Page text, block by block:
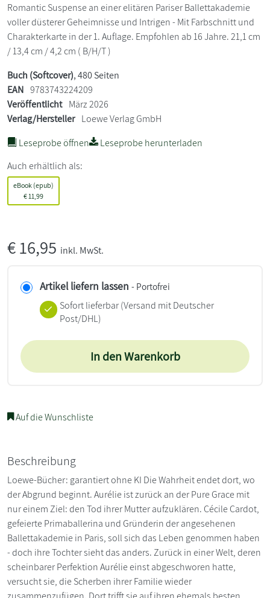
Romantic Suspense an einer elitären Pariser Ballettakademie
voller düsterer Geheimnisse und Intrigen - Mit Farbschnitt und
Charakterkarte in der 1. Auflage. Empfohlen ab 16 Jahre. 21,1 cm
/ 13,4 cm / 4,2 cm ( B/H/T )
Buch (Softcover), 480 Seiten
EAN 9783743224209
Veröffentlicht März 2026
Verlag/Hersteller Loewe Verlag GmbH
Leseprobe öffnen
Leseprobe herunterladen
Auch erhältlich als:
eBook (epub)
€ 11,99
€16,95 inkl. MwSt.
Artikel liefern lassen - Portofrei
Sofort lieferbar(Versand mit Deutscher
Post/DHL)
In den Warenkorb
Auf die Wunschliste
Beschreibung
Loewe-Bücher: garantiert ohne KI Die Wahrheit endet dort, wo
der Abgrund beginnt. Aurélie ist zurück an der Pure Grace mit
nur einem Ziel: den Tod ihrer Mutter aufzuklären. Cécile Cardot,
gefeierte Primaballerina und Gründerin der angesehenen
Ballettakademie in Paris, soll sich das Leben genommen haben
- doch ihre Tochter sieht das anders. Zurück in einer Welt, deren
scheinbarer Perfektion Aurélie einst abgeschworen hatte,
versucht sie, die Scherben ihrer Familie wieder